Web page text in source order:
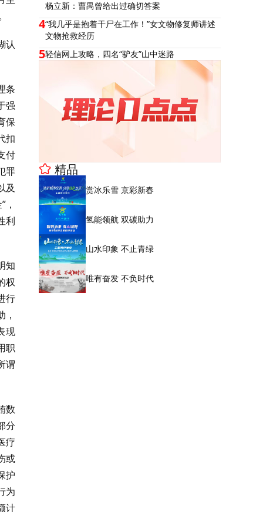
认
条
强
保
扣
付
罪
及
利
知
权
行
现
职
谓
数
分
疗
或
护
为
计
杨立新：曹禺曾给出过确切答案
4“我几乎是抱着干尸在工作！”女文物修复师讲述
文物抢救经历
5轻信网上攻略，四名“驴友”山中迷路
精品
赏冰乐雪 京彩新春
氢能领航 双碳助力
山水印象 不止青绿
唯有奋发 不负时代